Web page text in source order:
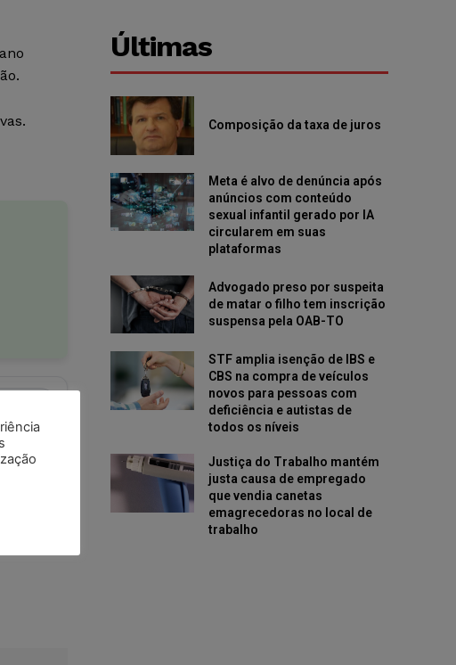
Últimas
Composição da taxa de juros
Meta é alvo de denúncia após
anúncios com conteúdo
sexual infantil gerado por IA
circularem em suas
plataformas
Advogado preso por suspeita
de matar o filho tem inscrição
suspensa pela OAB-TO
STF amplia isenção de IBS e
CBS na compra de veículos
novos para pessoas com
deficiência e autistas de
todos os níveis
Justiça do Trabalho mantém
justa causa de empregado
que vendia canetas
emagrecedoras no local de
trabalho